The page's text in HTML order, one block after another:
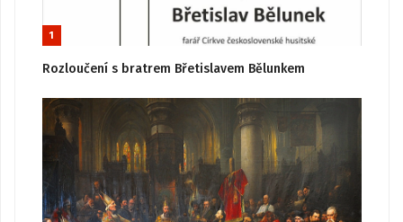
1
Rozloučení s bratrem Břetislavem Bělunkem